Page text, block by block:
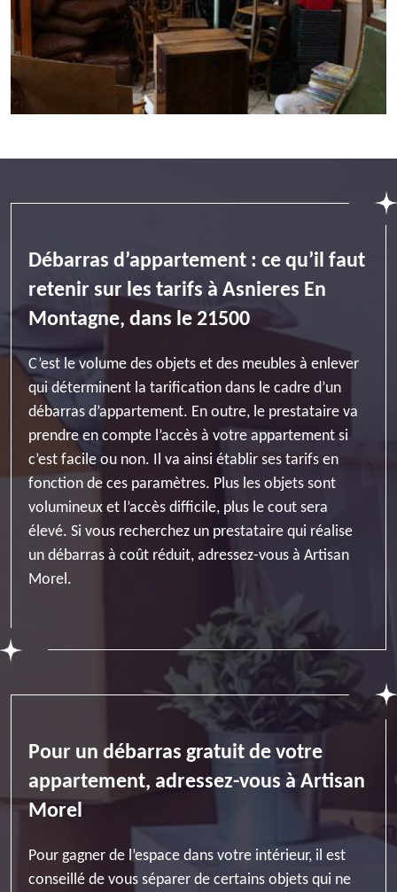
Débarras d’appartement : ce qu’il faut
retenir sur les tarifs à Asnieres En
Montagne, dans le 21500
C’est le volume des objets et des meubles à enlever
qui déterminent la tarification dans le cadre d’un
débarras d’appartement. En outre, le prestataire va
prendre en compte l’accès à votre appartement si
c’est facile ou non. Il va ainsi établir ses tarifs en
fonction de ces paramètres. Plus les objets sont
volumineux et l’accès difficile, plus le cout sera
élevé. Si vous recherchez un prestataire qui réalise
un débarras à coût réduit, adressez-vous à Artisan
Morel.
Pour un débarras gratuit de votre
appartement, adressez-vous à Artisan
Morel
Pour gagner de l’espace dans votre intérieur, il est
conseillé de vous séparer de certains objets qui ne